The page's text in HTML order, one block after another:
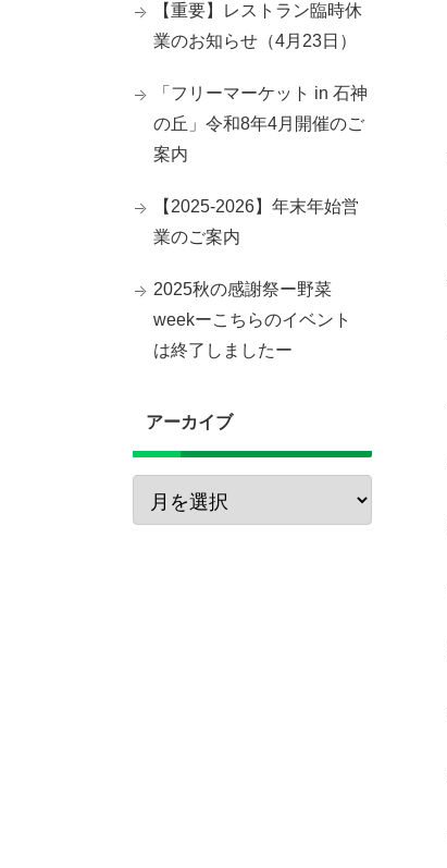
【重要】レストラン臨時休
業のお知らせ（4月23日）
「フリーマーケット in 石神
の丘」令和8年4月開催のご
案内
【2025-2026】年末年始営
業のご案内
2025秋の感謝祭ー野菜
weekーこちらのイベント
は終了しましたー
アーカイブ